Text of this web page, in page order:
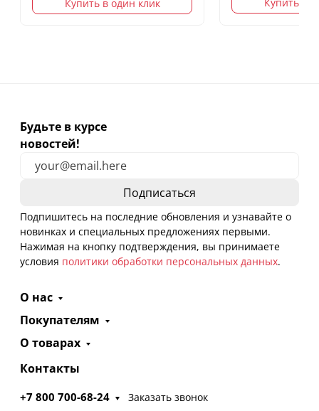
Купить в один клик Купить в
Будьте в курсе
новостей!
Подпишитесь на последние обновления и узнавайте о
новинках и специальных предложениях первыми.
Нажимая на кнопку подтверждения, вы принимаете
условия политики обработки персональных данных.
О нас
Покупателям
О товарах
Контакты
+7 800 700-68-24 Заказать звонок